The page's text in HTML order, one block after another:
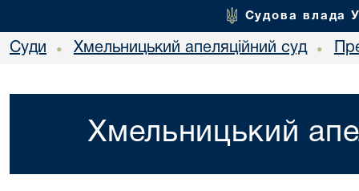
Судова влада
Суди • Хмельницький апеляційний суд •
Хмельницький